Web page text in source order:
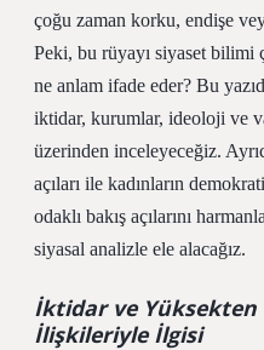
çoğu zaman korku, endişe
Peki, bu rüyayı siyaset bilimi
ne anlam ifade eder? Bu
iktidar, kurumlar, ideoloji ve
üzerinden inceleyeceğiz.
açıları ile kadınların
odaklı bakış açılarını
siyasal analizle ele alacağız.
İktidar ve Yüksekten
İlişkileriyle İlgisi